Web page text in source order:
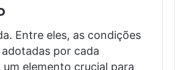
Entre eles, as condições
por cada
elemento crucial para